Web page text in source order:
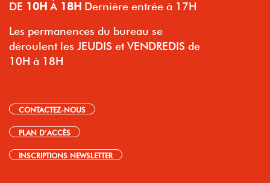
DE 10H À 18H Dernière entrée à 17H
Les permanences du bureau se
déroulent les JEUDIS et VENDREDIS de
10H à 18H
CONTACTEZ-NOUS
PLAN D’ACCÈS
INSCRIPTIONS NEWSLETTER